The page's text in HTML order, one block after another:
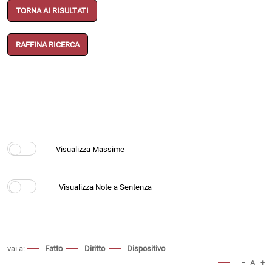
TORNA AI RISULTATI
RAFFINA RICERCA
vai a: Fatto Diritto
Dispositivo
− A +